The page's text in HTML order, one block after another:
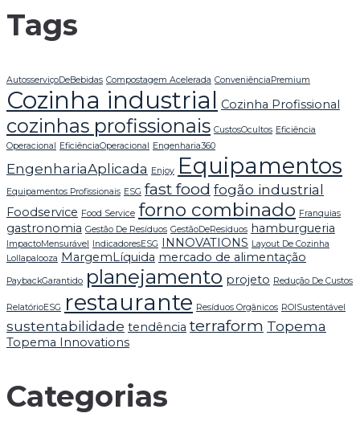
Tags
AutosserviçoDeBebidas Compostagem Acelerada ConveniênciaPremium
Cozinha industrial Cozinha Profissional
cozinhas profissionais CustosOcultos Eficiência
Operacional
EficiênciaOperacional Engenharia360
EngenhariaAplicada Enjoy Equipamentos
Equipamentos Profissionais ESG fast food fogão industrial
Foodservice Food Service forno combinado Franquias
gastronomia Gestão De Resíduos GestãoDeResíduos hamburgueria
ImpactoMensurável IndicadoresESG INNOVATIONS Layout De Cozinha
Lollapalooza
MargemLíquida mercado de alimentação
PaybackGarantido planejamento projeto Redução De Custos
RelatórioESG restaurante Resíduos Orgânicos ROISustentável
sustentabilidade tendência terraform Topema
Topema Innovations
Categorias